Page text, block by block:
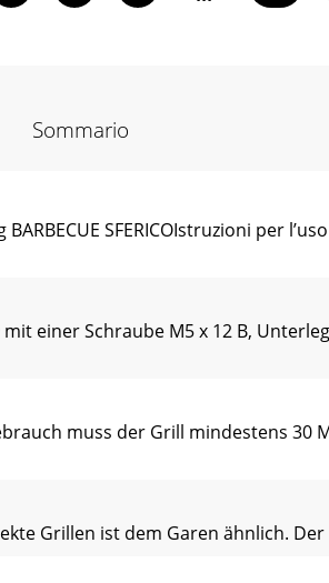
Sommario
SFERICOIstruzioni per
einer Schraube M5 x 12 B,
muss der Grill mindestens 30
Grillen ist dem Garen ähnlich.